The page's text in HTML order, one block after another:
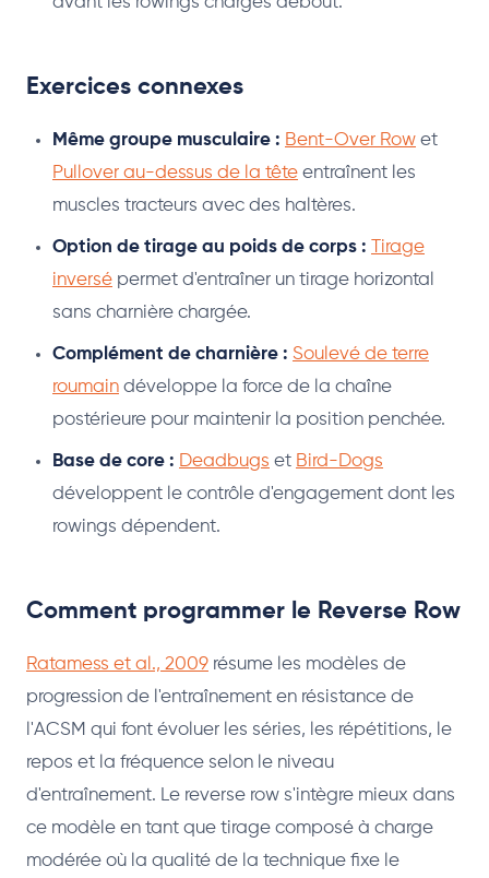
Exercices connexes
Même groupe musculaire : Bent-Over Row et
Pullover au-dessus de la tête entraînent les
muscles tracteurs avec des haltères.
Option de tirage au poids de corps :
Tirage
inversé permet d'entraîner un tirage horizontal
sans charnière chargée.
Complément de charnière : Soulevé de terre
roumain développe la force de la chaîne
postérieure pour maintenir la position penchée.
Base de core : Deadbugs et Bird-Dogs
développent le contrôle d'engagement dont les
rowings dépendent.
Comment programmer le Reverse Row
Ratamess et al., 2009 résume les modèles de
progression de l'entraînement en résistance de
l'ACSM qui font évoluer les séries, les répétitions, le
repos et la fréquence selon le niveau
d'entraînement. Le reverse row s'intègre mieux dans
ce modèle en tant que tirage composé à charge
modérée où la qualité de la technique fixe le